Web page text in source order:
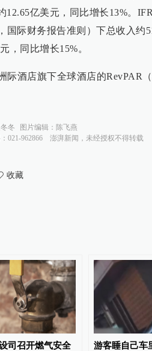
12.65亿美元，同比增长13%。
国际财务报告准则）下总收入
，同比增长15%。
际酒店旗下全球酒店的RevPAR
冬 图片编辑： 陈飞燕
021-962866
澎湃新闻，未经授权不得转载
收藏
司召开燃气安全
游客睡自己车